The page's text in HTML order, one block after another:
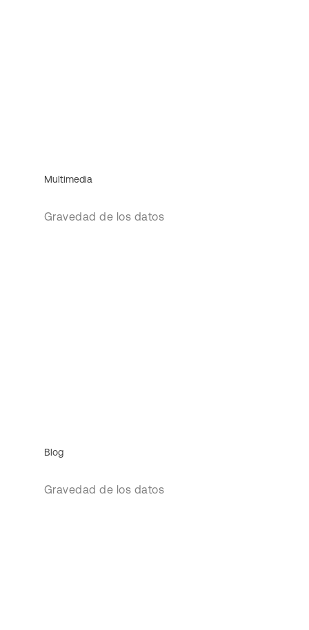
Multimedia
Gravedad de los datos
Blog
Gravedad de los datos